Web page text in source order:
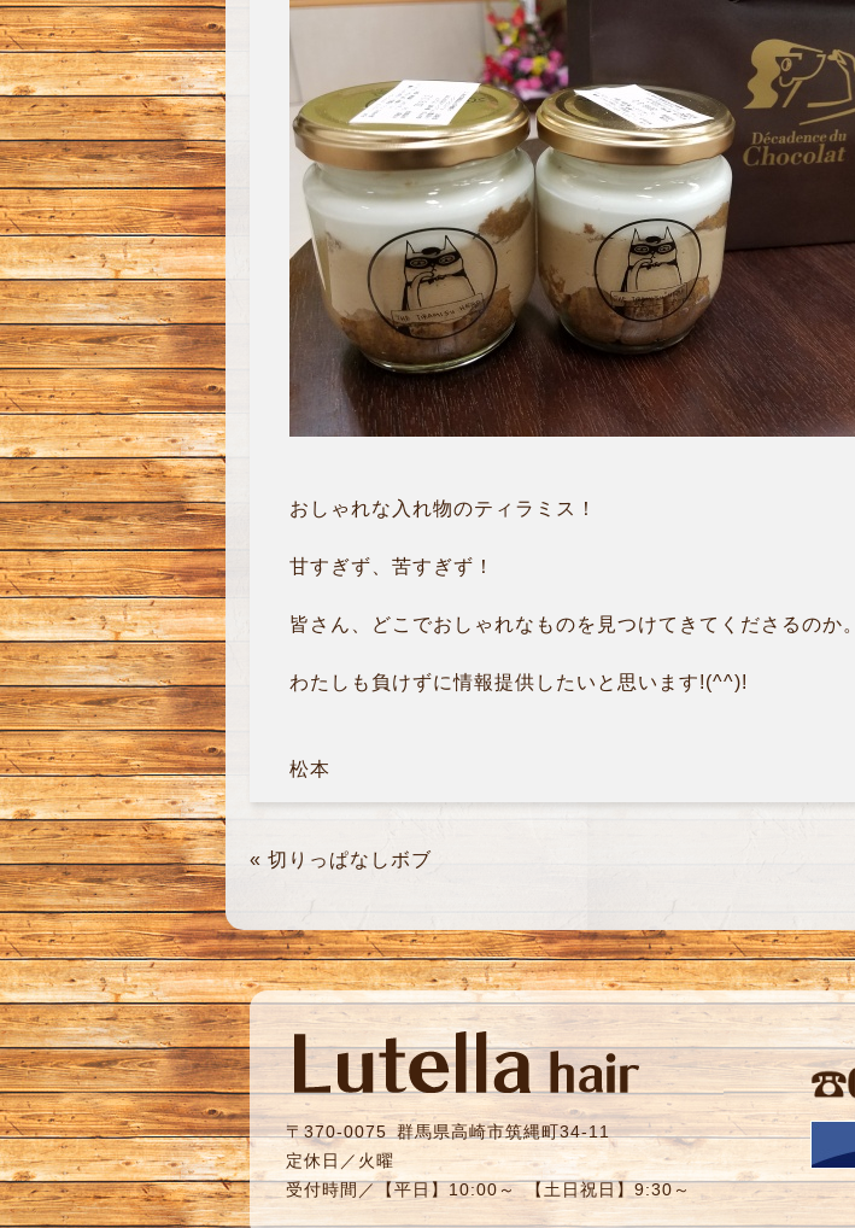
おしゃれな入れ物のティラミス！
甘すぎず、苦すぎず！
皆さん、どこでおしゃれなものを見つけてきてくださるのか。
わたしも負けずに情報提供したいと思います!(^^)!
松本
« 切りっぱなしボブ
〒370-0075群馬県高崎市筑縄町34-11
定休日／火曜
受付時間／【平日】10:00～ 【土日祝日】9:30～